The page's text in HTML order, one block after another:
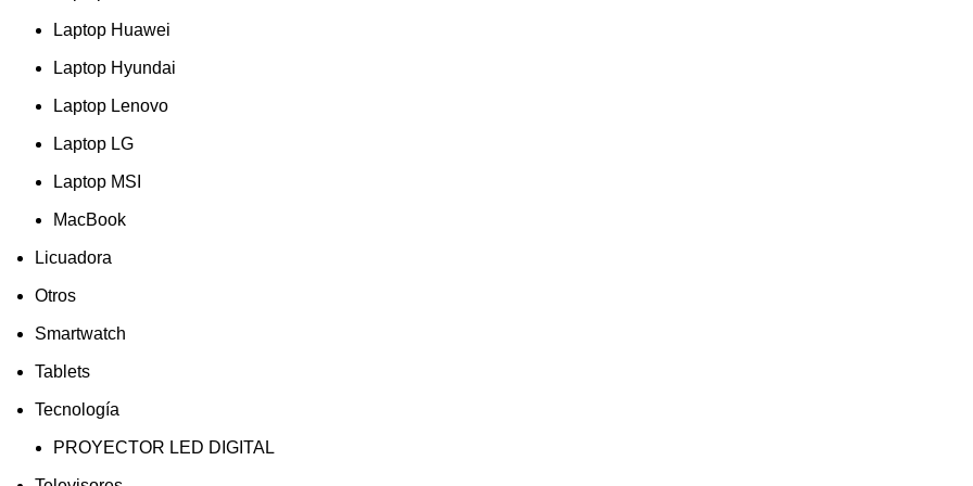
Laptop Huawei
Laptop Hyundai
Laptop Lenovo
Laptop LG
Laptop MSI
MacBook
Licuadora
Otros
Smartwatch
Tablets
Tecnología
PROYECTOR LED DIGITAL